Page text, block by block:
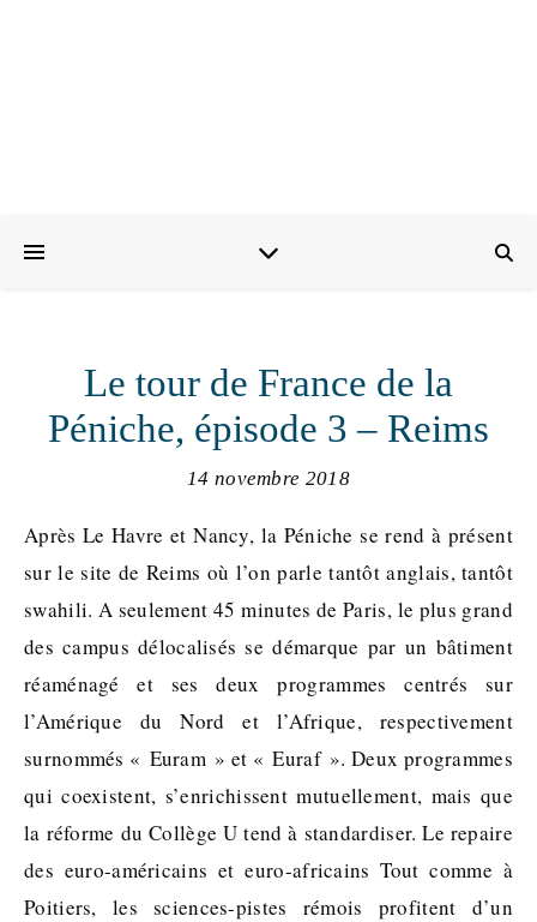
Le tour de France de la
Péniche, épisode 3 – Reims
14 novembre 2018
Après Le Havre et Nancy, la Péniche se rend à présent
sur le site de Reims où l’on parle tantôt anglais, tantôt
swahili. A seulement 45 minutes de Paris, le plus grand
des campus délocalisés se démarque par un bâtiment
réaménagé et ses deux programmes centrés sur
l’Amérique du Nord et l’Afrique, respectivement
surnommés « Euram » et « Euraf ». Deux programmes
qui coexistent, s’enrichissent mutuellement, mais que
la réforme du Collège U tend à standardiser. Le repaire
des euro-américains et euro-africains Tout comme à
Poitiers, les sciences-pistes rémois profitent d’un